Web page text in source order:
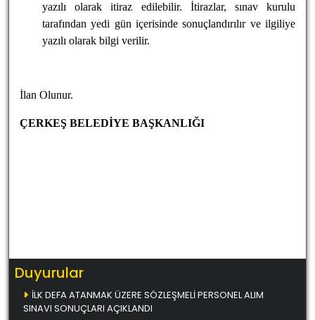
Duyurular
İLK DEFA ATANMAK ÜZERE SÖZLEŞMELİ PERSONEL ALIM
SINAVI SONUÇLARI AÇIKLANDI
yazılı olarak itiraz edilebilir. İtirazlar, sınav kurulu
tarafından yedi gün içerisinde sonuçlandırılır ve ilgiliye
yazılı olarak bilgi verilir.
İlan Olunur.
ÇERKEŞ BELEDİYE BAŞKANLIĞI